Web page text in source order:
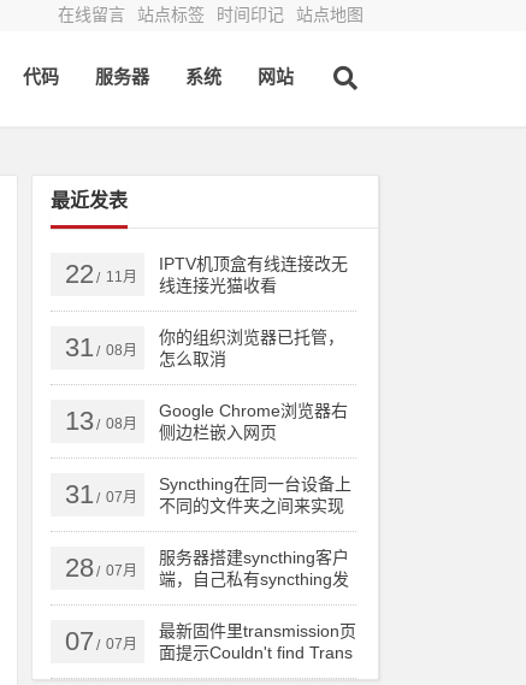
在线留言 站点标签 时间印记 站点地图
代码 服务器 系统 网站
最近发表
22 / 11月
IPTV机顶盒有线连接改无
线连接光猫收看
31 / 08月
你的组织浏览器已托管，
怎么取消
13/ 08月
Google Chrome浏览器右
侧边栏嵌入网页
31 / 07月
Syncthing在同一台设备上
不同的文件夹之间来实现
文件夹的同步 利用Syncthi
ng备份到云储存
28/ 07月
服务器搭建syncthing客户
端，自己私有syncthing发
现服务器和中继服务器
07 / 07月
最新固件里transmission页
面提示Couldn't find Trans
mission's web interface fil